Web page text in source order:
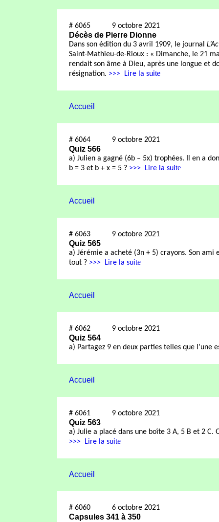
# 6065 9 octobre 2021
Décès de Pierre Dionne
Dans son édition du 3 avril 1909, le journal
Saint-Mathieu-de-Rioux : « Dimanche, le 21
rendait son âme à Dieu, après une longue et
résignation. >>> Lire la suite
Accueil
# 6064 9 octobre 2021
Quiz 566
a) Julien a gagné (6b – 5x) trophées. Il en a
b = 3 et b + x = 5 ? >>> Lire la suite
Accueil
# 6063 9 octobre 2021
Quiz 565
a) Jérémie a acheté (3n + 5) crayons. Son
tout ? >>> Lire la suite
Accueil
# 6062 9 octobre 2021
Quiz 564
a) Partagez 9 en deux parties telles que l’une
Accueil
# 6061 9 octobre 2021
Quiz 563
a) Julie a placé dans une boîte 3 A, 5 B et 2
>>>
Lire la suite
Accueil
# 6060 6 octobre 2021
Capsules 341 à 350